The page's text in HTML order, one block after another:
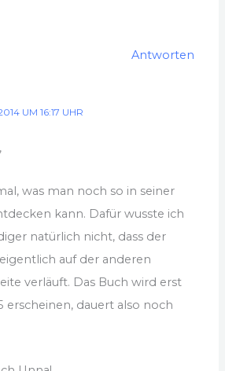
Antworten
UM 16:17 UHR
was man noch so in seiner
kann. Dafür wusste ich
natürlich nicht, dass der
auf der anderen
verläuft. Das Buch wird erst
erscheinen, dauert also noch